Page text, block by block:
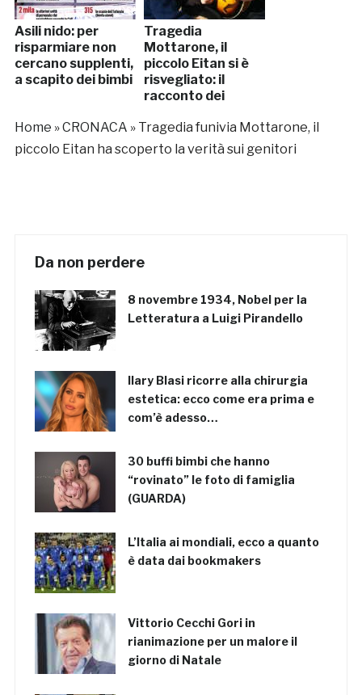
Asili nido: per
risparmiare non
cercano supplenti,
a scapito dei bimbi
Tragedia
Mottarone, il
piccolo Eitan si è
risvegliato: il
racconto dei
Home »CRONACA » Tragedia funivia Mottarone, il
piccolo Eitan ha scoperto la verità sui genitori
Da non perdere
8 novembre 1934, Nobel per la
Letteratura a Luigi Pirandello
Ilary Blasi ricorre alla chirurgia
estetica: ecco come era prima e
com’è adesso…
30 buffi bimbi che hanno
“rovinato” le foto di famiglia
(GUARDA)
L’Italia ai mondiali, ecco a quanto
è data dai bookmakers
Vittorio Cecchi Gori in
rianimazione per un malore il
giorno di Natale